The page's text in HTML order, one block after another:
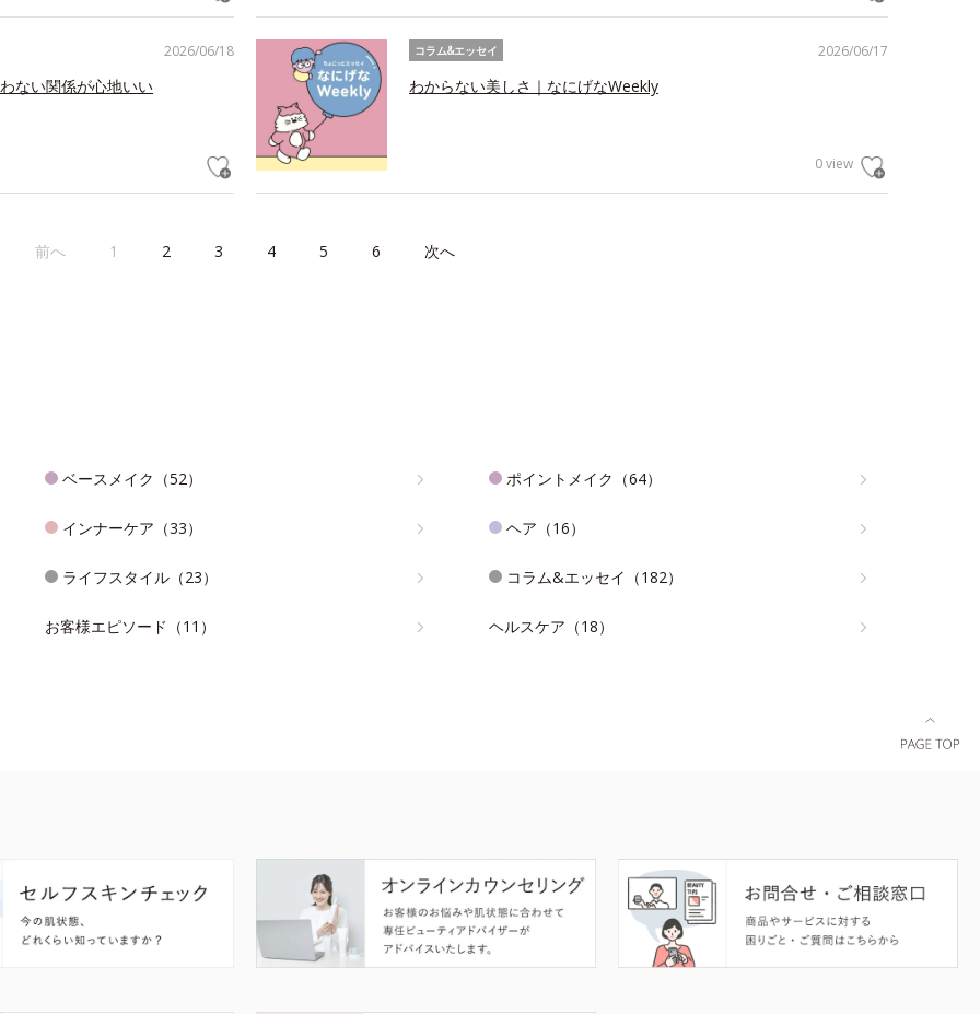
2026/06/18
ない関係が心地いい
2026/06/17
コラム&エッセイ
わからない美しさ｜なにげなWeekly
0 view
前へ 1 2 3 4 5 6 次へ
ベースメイク（52） ポイントメイク（64）
インナーケア（33） ヘア（16）
ライフスタイル（23） コラム&エッセイ（182）
お客様エピソード（11） ヘルスケア（18）